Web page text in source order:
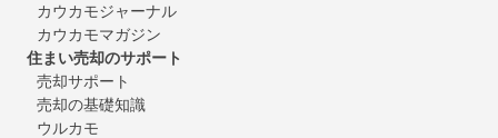
カウカモジャーナル
カウカモマガジン
住まい売却のサポート
売却サポート
売却の基礎知識
ウルカモ